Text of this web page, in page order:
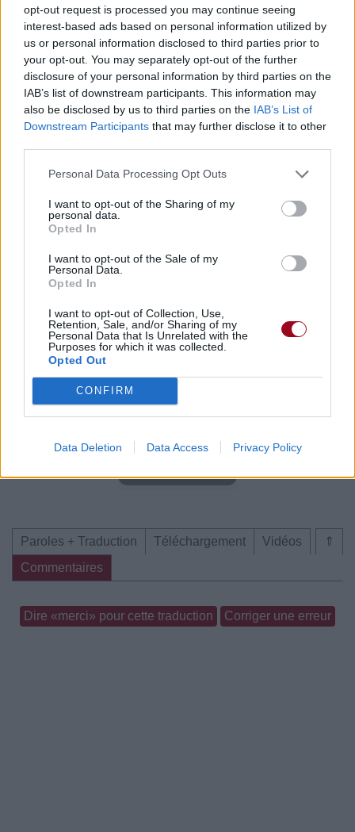
opt-out request is processed you may continue seeing
interest-based ads based on personal information utilized by
us or personal information disclosed to third parties prior to
your opt-out. You may separately opt-out of the further
disclosure of your personal information by third parties on the
IAB’s list of downstream participants. This information may
also be disclosed by us to third parties on the IAB’s List of
Downstream Participants that may further disclose it to other
Personal Data Processing Opt Outs
I want to opt-out of the Sharing of my
personal data.
Opted In
I want to opt-out of the Sale of my
Personal Data.
Opted In
I want to opt-out of Collection, Use,
Retention, Sale, and/or Sharing of my
Personal Data that Is Unrelated with the
Purposes for which it was collected.
Opted Out
CONFIRM
Data Deletion Data Access Privacy Policy
Télécharger légalement les MP3 sur
Télécharger légalement les MP3 ou trouver le CD sur
Trouver des vinyles et des CD sur
Trouver un instrument de musique ou une partition au
meilleur prix sur
Voir la vidéo de «The Fever»
⇑
Paroles + Traduction Téléchargement
Vidéos
Commentaires
Dire «merci» pour cette traduction Corriger une erreur